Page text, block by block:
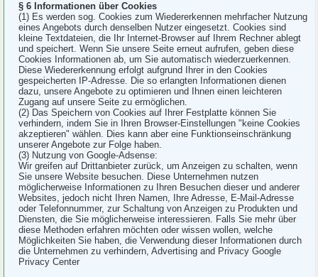
§ 6 Informationen über Cookies
(1) Es werden sog. Cookies zum Wiedererkennen mehrfacher Nutzung
eines Angebots durch denselben Nutzer eingesetzt. Cookies sind
kleine Textdateien, die Ihr Internet-Browser auf Ihrem Rechner ablegt
und speichert. Wenn Sie unsere Seite erneut aufrufen, geben diese
Cookies Informationen ab, um Sie automatisch wiederzuerkennen.
Diese Wiedererkennung erfolgt aufgrund Ihrer in den Cookies
gespeicherten IP-Adresse. Die so erlangten Informationen dienen
dazu, unsere Angebote zu optimieren und Ihnen einen leichteren
Zugang auf unsere Seite zu ermöglichen.
(2) Das Speichern von Cookies auf Ihrer Festplatte können Sie
verhindern, indem Sie in Ihren Browser-Einstellungen "keine Cookies
akzeptieren" wählen. Dies kann aber eine Funktionseinschränkung
unserer Angebote zur Folge haben.
(3) Nutzung von Google-Adsense:
Wir greifen auf Drittanbieter zurück, um Anzeigen zu schalten, wenn
Sie unsere Website besuchen. Diese Unternehmen nutzen
möglicherweise Informationen zu Ihren Besuchen dieser und anderer
Websites, jedoch nicht Ihren Namen, Ihre Adresse, E-Mail-Adresse
oder Telefonnummer, zur Schaltung von Anzeigen zu Produkten und
Diensten, die Sie möglicherweise interessieren. Falls Sie mehr über
diese Methoden erfahren möchten oder wissen wollen, welche
Möglichkeiten Sie haben, die Verwendung dieser Informationen durch
die Unternehmen zu verhindern, Advertising and Privacy Google
Privacy Center